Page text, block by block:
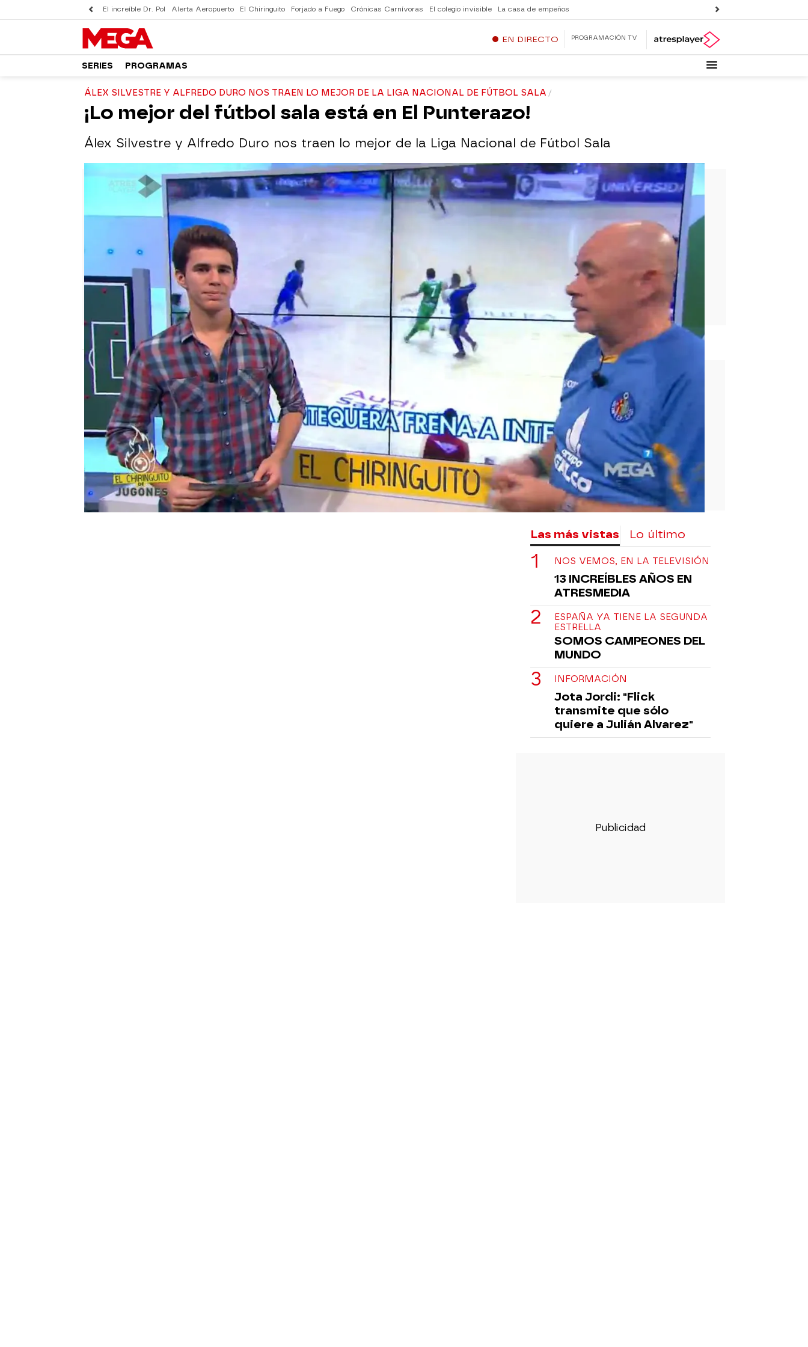
El increíble Dr. Pol Alerta Aeropuerto El Chiringuito Forjado a Fuego Crónicas Carnívoras El colegio invisible La casa de empeños
EN DIRECTO PROGRAMACIÓN TV
SERIES PROGRAMAS
ÁLEX SILVESTRE Y ALFREDO DURO NOS TRAEN LO MEJOR DE LA LIGA NACIONAL DE FÚTBOL SALA
¡Lo mejor del fútbol sala está en El Punterazo!
Álex Silvestre y Alfredo Duro nos traen lo mejor de la Liga Nacional de Fútbol Sala
mega
Madrid
Publicado:08 de junio de 2018, 19:27
El Chiringuito de Mega Álex Silvestre El Punterazo Fútsal Alfredo Duro
Las más vistas Lo último
NOS VEMOS, EN LA TELEVISIÓN
13 INCREÍBLES AÑOS EN
ATRESMEDIA
ESPAÑA YA TIENE LA SEGUNDA
ESTRELLA
SOMOS CAMPEONES DEL
MUNDO
INFORMACIÓN
Jota Jordi: "Flick
transmite que sólo
quiere a Julián Alvarez"